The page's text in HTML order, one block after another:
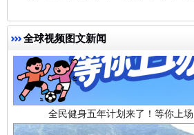
全球视频图文新闻
全民健身五年计划来了！等你上场